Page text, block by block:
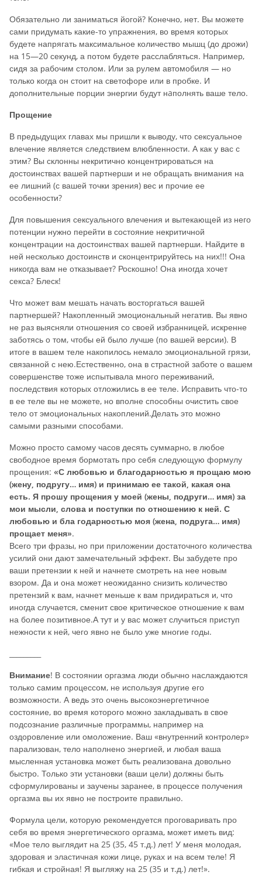
Обязательно ли заниматься йогой? Конечно, нет. Вы можете
сами придумать какие-то упражнения, во время кото­рых
будете напрягать максимальное количество мышц (до дрожи)
на 15—20 секунд, а потом будете расслабляться. Например,
сидя за рабочим столом. Или за рулем автомобиля — но
только когда он стоит на светофоре или в пробке. И
дополнительные порции энергии будут нaполнять ваше тело.
Прощение
В предыдущих главах мы пришли к выводу, что сексуальное
влечение является следствием влюбленности. А как у вас с
этим? Вы склонны некритично концентрироваться на
достоинствах вашей партнерши и не обращать внимания на
ее лишний (с вашей точки зрения) вес и прочие ее
особенности?
Для повышения сексуального влечения и выте­кающей из него
потенции нужно перейти в состояние некри­тичной
концентрации на достоинствах вашей партнерши. Найдите в
ней несколько достоинств и сконцентрируйтесь на них!!! Она
никогда вам не отказывает? Роскошно! Она иногда хочет
секса? Блеск!
Что может вам мешать начать восторгаться вашей
партнершей? Накопленный эмоциональный негатив. Вы явно
не раз выясняли отношения со своей избранницей, искренне
заботясь о том, чтобы ей было лучше (по вашей версии). В
итоге в вашем теле накопилось немало эмоциональной грязи,
связанной с нею.Естественно, она в страстной заботе о вашем
совершенстве тоже испытывала много переживаний,
последствия которых отложились в ее теле. Исправить что-то
в ее теле вы не можете, но вполне способны очистить свое
тело от эмоциональных накоплений.Делать это можно
самыми разными способами.
Можно просто самому часов десять суммарно, в любое
свободное время бормотать про себя следующую формулу
прощения: «С любовью и благодарностью я прощаю мою
(жену, подругу… имя) и принимаю ее такой, какая она
есть. Я прошу прощения у моей (жены, подруги… имя) за
мои мысли, слова и поступки по отношению к ней. С
любовью и бла годарностью моя (жена, подруга… имя)
прощает меня».
Всего три фразы, но при приложении достаточного количества
усилий они дают замечательный эффект. Вы забудете про
ваши претензии к ней и начнете смотреть на нее новым
взором. Да и она может неожиданно снизить количество
претензий к вам, начнет меньше к вам придираться и, что
иногда случается, сменит свое критическое отношение к вам
на более позитивное.А тут и у вас может случиться приступ
нежности к ней, чего явно не было уже многие годы.
Внимание! В состоянии оргазма люди обычно наслаждаются
только самим процессом, не используя другие его
возможности. А ведь это очень высокоэнергетичное
состояние, во время которого можно закладывать в свое
подсознание различные программы, например на
оздоровление или омоложение. Ваш «внутренний контролер»
парализован, тело наполнено энергией, и любая ваша
мысленная установка может быть реализована довольно
быстро. Только эти установки (ваши цели) должны быть
сформулированы и заучены заранее, в процессе получения
оргазма вы их явно не построите правильно.
Формула цели, которую рекомендуется проговаривать про
себя во время энергетического оргазма, может иметь вид:
«Мое тело выглядит на 25 (35, 45 т.д.) лет! У меня молодая,
здоровая и эластичная кожи лице, руках и на всем теле! Я
гибкая и стройная! Я выгляжу на 25 (35 и т.д.) лет!».